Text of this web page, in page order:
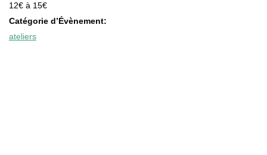
12€ à 15€
Catégorie d’Évènement:
ateliers